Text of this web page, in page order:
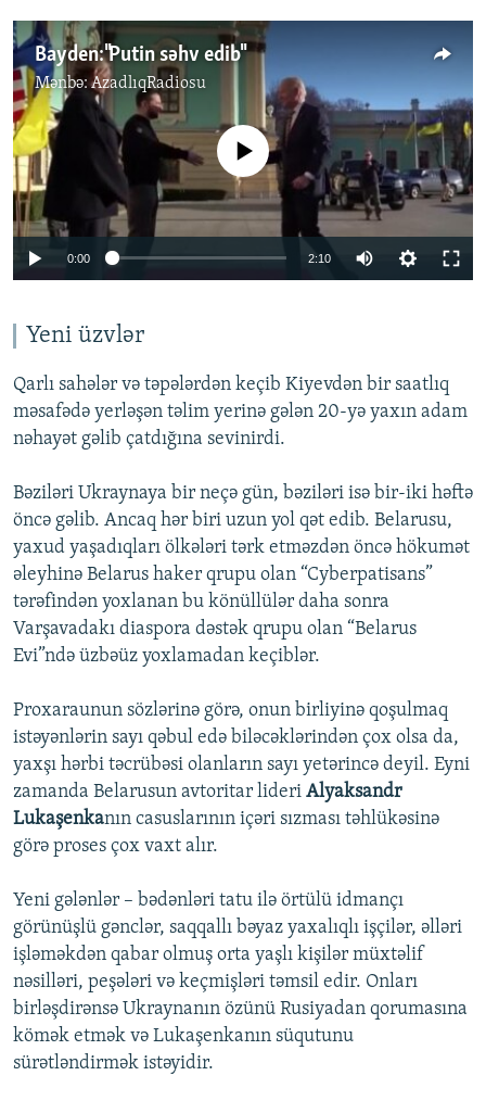
Bayden:"Putin səhv edib"
Mənbə:AzadlıqRadiosu
720p 1080p
No media source currently available
0:00 2:10
720p
Yeni üzvlər
Qarlı sahələr və təpələrdən keçib Kiyevdən bir saatlıq
məsafədə yerləşən təlim yerinə gələn 20-yə yaxın adam
nəhayət gəlib çatdığına sevinirdi.
Bəziləri Ukraynaya bir neçə gün, bəziləri isə bir-iki həftə
öncə gəlib. Ancaq hər biri uzun yol qət edib. Belarusu,
yaxud yaşadıqları ölkələri tərk etməzdən öncə hökumət
əleyhinə Belarus haker qrupu olan “Cyberpatisans”
tərəfindən yoxlanan bu könüllülər daha sonra
Varşavadakı diaspora dəstək qrupu olan “Belarus
Evi”ndə üzbəüz yoxlamadan keçiblər.
Proxaraunun sözlərinə görə, onun birliyinə qoşulmaq
istəyənlərin sayı qəbul edə biləcəklərindən çox olsa da,
yaxşı hərbi təcrübəsi olanların sayı yetərincə deyil. Eyni
zamanda Belarusun avtoritar lideri Alyaksandr
Lukaşenkanın casuslarının içəri sızması təhlükəsinə
görə proses çox vaxt alır.
Yeni gələnlər – bədənləri tatu ilə örtülü idmançı
görünüşlü gənclər, saqqallı bəyaz yaxalıqlı işçilər, əlləri
işləməkdən qabar olmuş orta yaşlı kişilər müxtəlif
nəsilləri, peşələri və keçmişləri təmsil edir. Onları
birləşdirənsə Ukraynanın özünü Rusiyadan qorumasına
kömək etmək və Lukaşenkanın süqutunu
sürətləndirmək istəyidir.